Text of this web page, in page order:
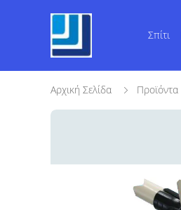
Σπίτι
Αρχική Σελίδα Προϊόντα